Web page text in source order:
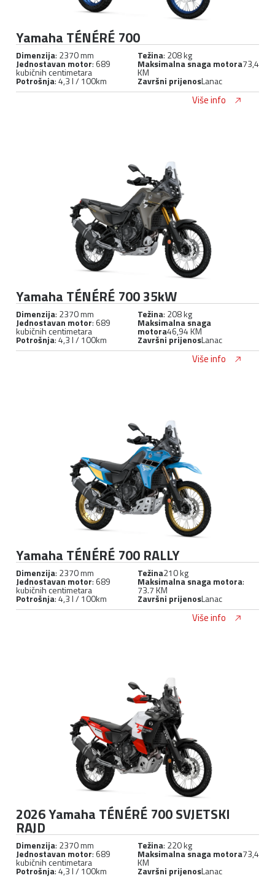
Yamaha TÉNÉRÉ 700
Dimenzija: 2370 mm Težina: 208 kg
Jednostavan motor: 689
kubičnih centimetara
Maksimalna snaga motora73,4
KM
Potrošnja: 4,3 l / 100km Završni prijenosLanac
Više info
Yamaha TÉNÉRÉ 700 35kW
Dimenzija: 2370 mm Težina: 208 kg
Jednostavan motor: 689
kubičnih centimetara
Maksimalna snaga
motora46,94 KM
Potrošnja: 4,3 l / 100km Završni prijenosLanac
Više info
Yamaha TÉNÉRÉ 700 RALLY
Dimenzija: 2370 mm Težina210 kg
Jednostavan motor: 689
kubičnih centimetara
Maksimalna snaga motora:
73.7 KM
Potrošnja: 4,3 l / 100km Završni prijenosLanac
Više info
2026 Yamaha TÉNÉRÉ 700 SVJETSKI
RAJD
Dimenzija: 2370 mm Težina: 220 kg
Jednostavan motor: 689
kubičnih centimetara
Maksimalna snaga motora73,4
KM
Potrošnja: 4,3 l / 100km Završni prijenosLanac